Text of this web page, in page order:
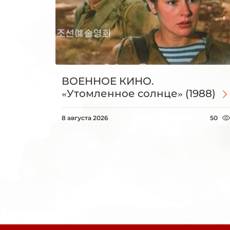
ВОЕННОЕ КИНО.
«Утомленное солнце» (1988)
8 августа 2026 50